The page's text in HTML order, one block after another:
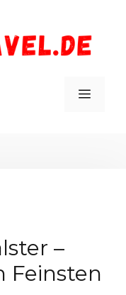
–
Feinsten